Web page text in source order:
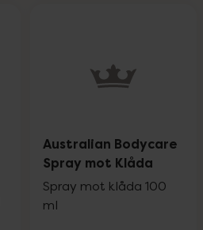
Australian Bodycare
Spray mot Klåda
Spray mot klåda 100
ml